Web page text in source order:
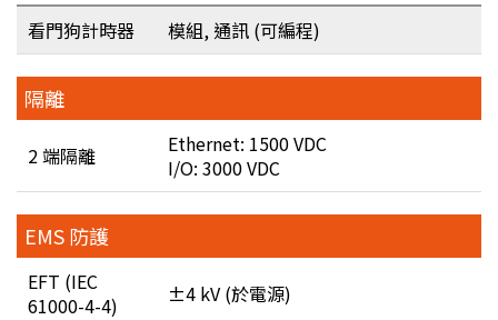
看門狗計時器
模組, 通訊 (可編程)
隔離
2 端隔離
Ethernet: 1500 VDC
I/O: 3000 VDC
EMS 防護
EFT (IEC
61000-4-4)
±4 kV (於電源)